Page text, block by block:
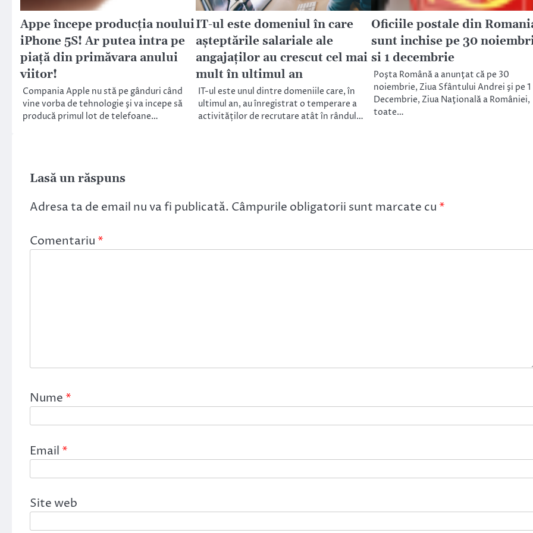
Appe începe producţia noului
iPhone 5S! Ar putea intra pe
piaţă din primăvara anului
viitor!
Compania Apple nu stă pe gânduri când
vine vorba de tehnologie şi va incepe să
producă primul lot de telefoane…
IT-ul este domeniul în care
așteptările salariale ale
angajaților au crescut cel mai
mult în ultimul an
IT-ul este unul dintre domeniile care, în
ultimul an, au înregistrat o temperare a
activităților de recrutare atât în rândul…
Oficiile postale din
sunt inchise pe 30
si 1 decembrie
Poşta Română a anunţat că pe 30
noiembrie, Ziua Sfântului Andrei şi pe 1
Decembrie, Ziua Naţională a României,
toate…
Lasă un răspuns
Adresa ta de email nu va fi publicată. Câmpurile obligatorii sunt marcate cu *
Comentariu *
Nume *
Email *
Site web